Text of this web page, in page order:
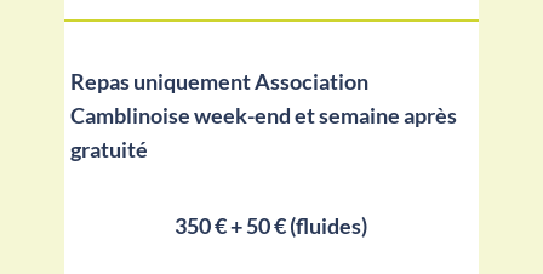
Repas uniquement Association
Camblinoise week-end et semaine après
gratuité
350 € + 50 € (fluides)